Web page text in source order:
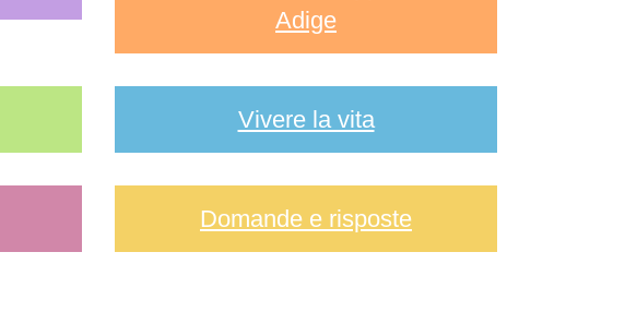
Adige
Vivere la vita
Domande e risposte